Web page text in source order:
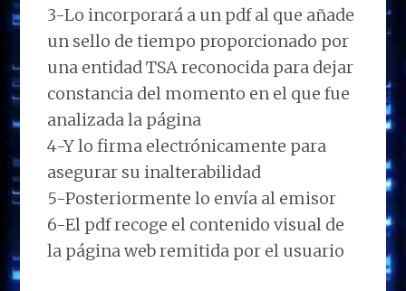
3-Lo incorporará a un pdf al que añade
un sello de tiempo proporcionado por
una entidad TSA reconocida para dejar
constancia del momento en el que fue
analizada la página
4-Y lo firma electrónicamente para
asegurar su inalterabilidad
5-Posteriormente lo envía al emisor
6-El pdf recoge el contenido visual de
la página web remitida por el usuario